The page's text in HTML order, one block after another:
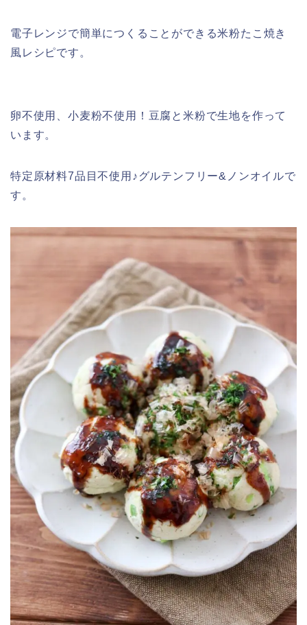
電子レンジで簡単につくることができる米粉たこ焼き
風レシピです。
卵不使用、小麦粉不使用！豆腐と米粉で生地を作って
います。
特定原材料7品目不使用♪グルテンフリー&ノンオイルで
す。